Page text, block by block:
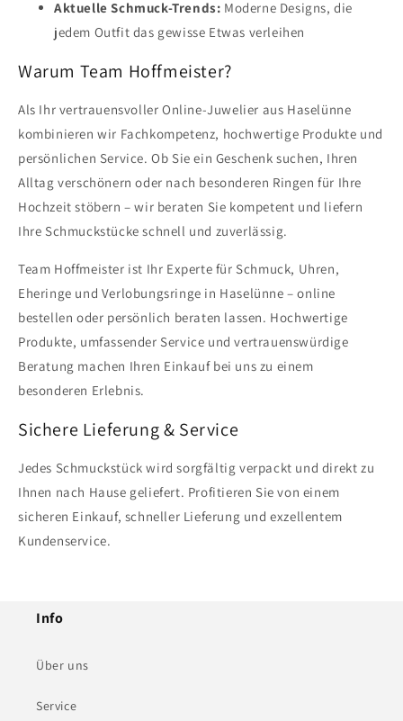
Aktuelle Schmuck-Trends: Moderne Designs, die
jedem Outfit das gewisse Etwas verleihen
Warum Team Hoffmeister?
Als Ihr vertrauensvoller Online-Juwelier aus Haselünne
kombinieren wir Fachkompetenz, hochwertige Produkte und
persönlichen Service. Ob Sie ein Geschenk suchen, Ihren
Alltag verschönern oder nach besonderen Ringen für Ihre
Hochzeit stöbern – wir beraten Sie kompetent und liefern
Ihre Schmuckstücke schnell und zuverlässig.
Team Hoffmeister ist Ihr Experte für Schmuck, Uhren,
Eheringe und Verlobungsringe in Haselünne – online
bestellen oder persönlich beraten lassen. Hochwertige
Produkte, umfassender Service und vertrauenswürdige
Beratung machen Ihren Einkauf bei uns zu einem
besonderen Erlebnis.
Sichere Lieferung & Service
Jedes Schmuckstück wird sorgfältig verpackt und direkt zu
Ihnen nach Hause geliefert. Profitieren Sie von einem
sicheren Einkauf, schneller Lieferung und exzellentem
Kundenservice.
Info
Über uns
Service